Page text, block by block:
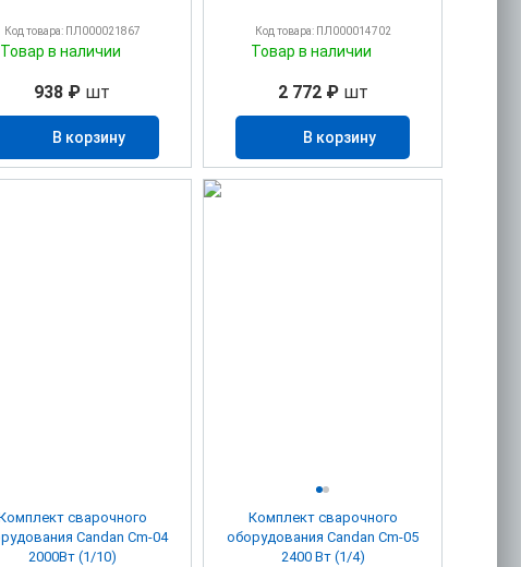
Код товара: ПЛ000021867
Товар в наличии
938 ₽ шт
В корзину
Код товара: ПЛ000014702
Товар в наличии
2 772 ₽шт
В корзину
сварочного
Candan Cm-04
2000Вт (1/10)
Комплект сварочного
оборудования Candan Cm-05
2400 Вт (1/4)